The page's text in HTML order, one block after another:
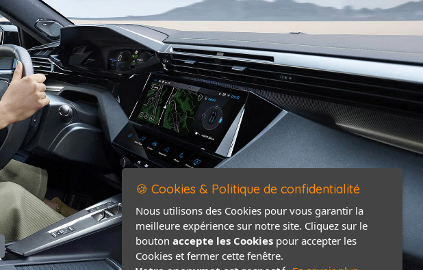
🍪 Cookies & Politique de confidentialité
Nous utilisons des Cookies pour vous garantir la
meilleure expérience sur notre site. Cliquez sur le
bouton accepte les Cookies pour accepter les
Cookies et fermer cette fenêtre.